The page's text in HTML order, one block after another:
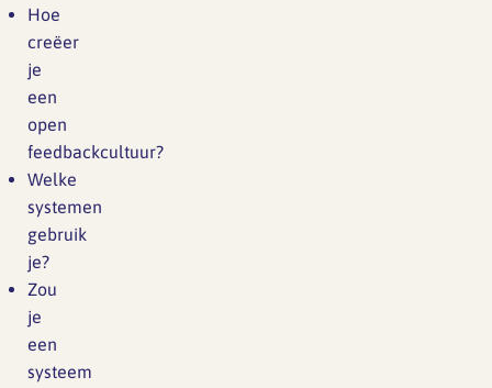
Hoe
creëer
je
een
open
feedbackcultuur?
Welke
systemen
gebruik
je?
Zou
je
een
systeem